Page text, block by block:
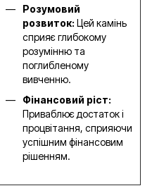
Розумовий
розвиток: Цей камінь
сприяє глибокому
розумінню та
поглибленому
вивченню.
Фінансовий ріст:
Приваблює достаток і
процвітання, сприяючи
успішним фінансовим
рішенням.